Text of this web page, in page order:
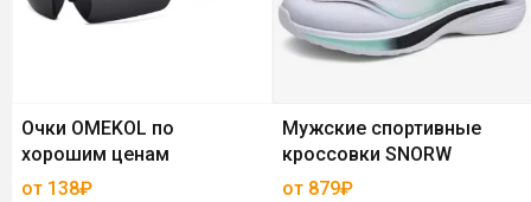
Очки OMEKOL по
хорошим ценам
от 138₽
Мужские спортивные
кроссовки SNORW
от 879₽